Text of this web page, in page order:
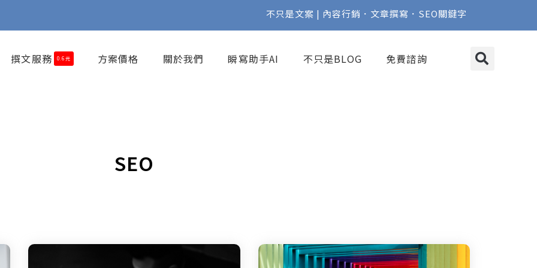
不只是文案 | 內容行銷．文章撰寫．SEO關鍵字
撰文服務 0.6元 方案價格 關於我們 瞬寫助手AI 不只是BLOG 免費諮詢
SEO